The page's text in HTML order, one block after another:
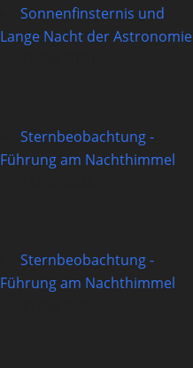
Sonnenfinsternis und
Lange Nacht der Astronomie
Sternbeobachtung -
Führung am Nachthimmel
Sternbeobachtung -
Führung am Nachthimmel